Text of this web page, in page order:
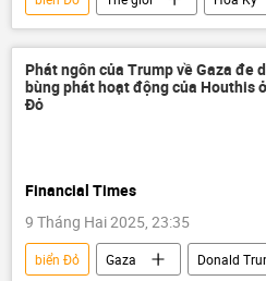
Yemen
tấn công
Phát ngôn của Trump về Gaza đe
bùng phát hoạt động của Houthis
Đỏ
Financial Times
9 Tháng Hai 2025, 23:35
biển Đỏ Gaza
Donald